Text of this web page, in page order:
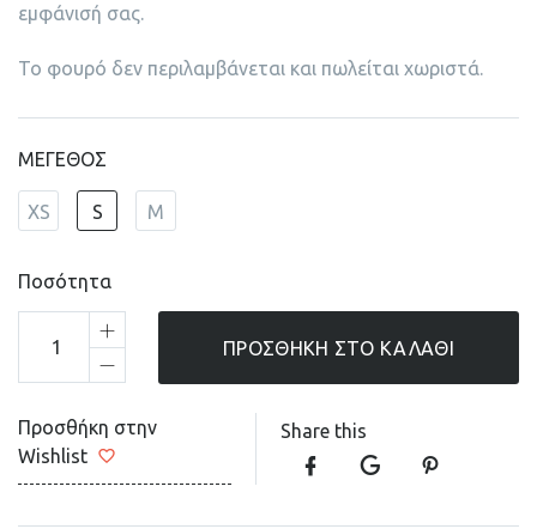
εμφάνισή σας.
Το φουρό δεν περιλαμβάνεται και πωλείται χωριστά.
ΜΕΓΕΘΟΣ
XS S M
Ποσότητα
ΠΡΟΣΘΉΚΗ ΣΤΟ ΚΑΛΆΘΙ
Προσθήκη στην
Wishlist
Share this